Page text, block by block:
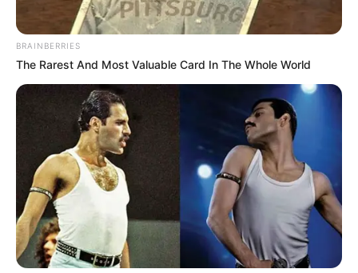
BRAINBERRIES
The Rarest And Most Valuable Card In The Whole World